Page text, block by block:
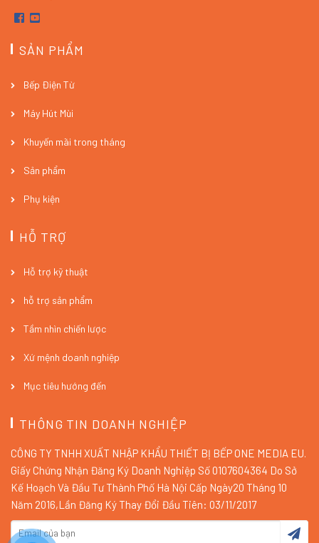
SẢN PHẨM
Bếp Điện Từ
Máy Hút Mùi
Khuyến mãi trong tháng
Sản phẩm
Phụ kiện
HỖ TRỢ
Hỗ trợ kỹ thuật
hỗ trợ sản phẩm
Tầm nhìn chiến lược
Xứ mệnh doanh nghiệp
Mục tiêu hướng đến
THÔNG TIN DOANH NGHIỆP
CÔNG TY TNHH XUẤT NHẬP KHẨU THIẾT BỊ BẾP ONE MEDIA EU.
Giấy Chứng Nhận Đăng Ký Doanh Nghiệp Số 0107604364 Do Sở
Kế Hoạch Và Đầu Tư Thành Phố Hà Nội Cấp Ngày20 Tháng 10
Năm 2016,Lần Đăng Ký Thay Đổi Đầu Tiên: 03/11/2017